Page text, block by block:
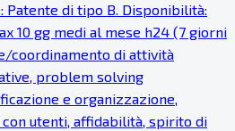
Patente di tipo B. Disponibilità:
10 gg medi al mese h24 (7 giorni
coordinamento di attività
problem solving
e organizzazione,
utenti, affidabilità, spirito di